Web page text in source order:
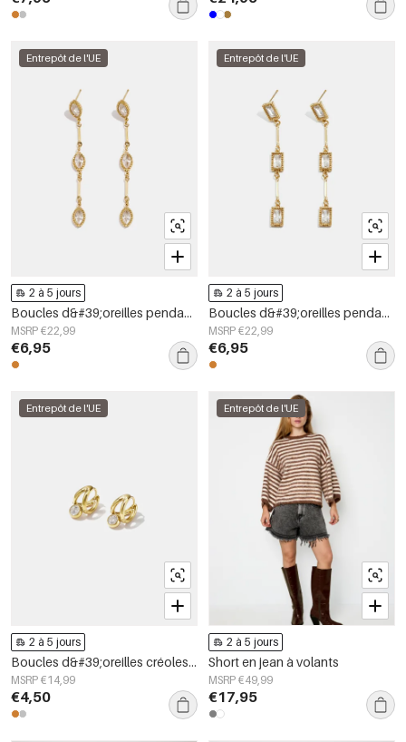
Entrepôt de l'UE
2 à 5 jours
Boucles d&#39;oreilles pendantes en acier inoxydable, forme elliptique, style décontracté, collection simple pour femmes
MSRP €22,99
€6,95
Entrepôt de l'UE
2 à 5 jours
Boucles d&#39;oreilles pendantes en acier inoxydable, forme géométrique, collection simple pour le quotidien, bijoux pour femmes
MSRP €22,99
€6,95
Entrepôt de l'UE
2 à 5 jours
Boucles d&#39;oreilles créoles en acier inoxydable, forme irrégulière, collection Simple Daily Simple, bijoux pour femmes
MSRP €14,99
€4,50
Entrepôt de l'UE
2 à 5 jours
Short en jean à volants
MSRP €49,99
€17,95